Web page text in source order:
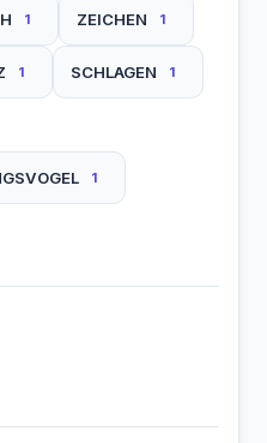
1 ZEICHEN 1
1 SCHLAGEN 1
1